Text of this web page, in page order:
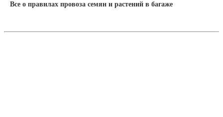
Все о правилах провоза семян и растений в багаже